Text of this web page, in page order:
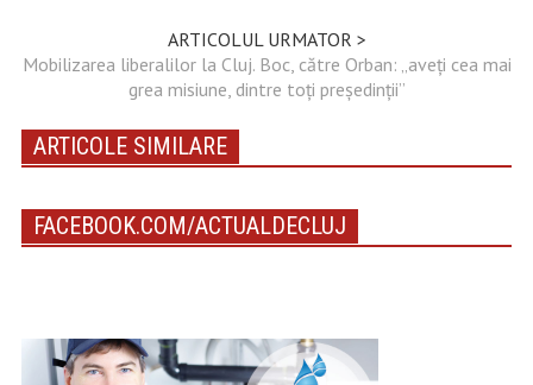
ARTICOLUL URMATOR >
Mobilizarea liberalilor la Cluj. Boc, către Orban: „aveți cea mai
grea misiune, dintre toți președinții”
ARTICOLE SIMILARE
FACEBOOK.COM/ACTUALDECLUJ